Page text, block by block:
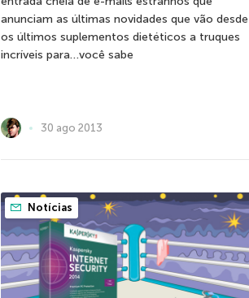
anunciam as últimas novidades que vão desde
os últimos suplementos dietéticos a truques
incríveis para…você sabe
30 ago 2013
Notícias